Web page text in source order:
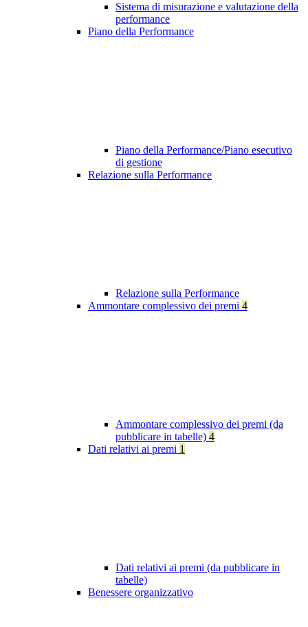
Sistema di misurazione e valutazione della
performance
Piano della Performance
Piano della Performance/Piano esecutivo
di gestione
Relazione sulla Performance
Relazione sulla Performance
Ammontare complessivo dei premi 4
Ammontare complessivo dei premi (da
pubblicare in tabelle) 4
Dati relativi ai premi 1
Dati relativi ai premi (da pubblicare in
tabelle)
Benessere organizzativo